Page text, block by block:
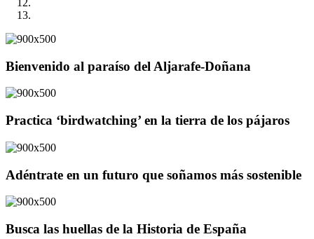
Bienvenido al paraíso del Aljarafe-Doñana
Practica ‘birdwatching’ en la tierra de los pájaros
Adéntrate en un futuro que soñamos más sostenible
Busca las huellas de la Historia de España